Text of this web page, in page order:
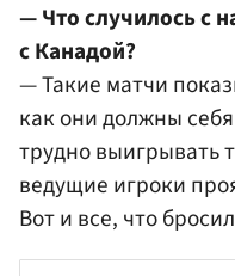
— Что случилось с
с Канадой?
— Такие матчи
как они должны
трудно выигрывать
ведущие игроки
Вот и все, что